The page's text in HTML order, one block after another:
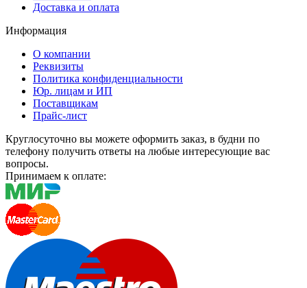
Доставка и оплата
Информация
О компании
Реквизиты
Политика конфиденциальности
Юр. лицам и ИП
Поставщикам
Прайс-лист
Круглосуточно вы можете оформить заказ, в будни по
телефону получить ответы на любые интересующие вас
вопросы.
Принимаем к оплате: